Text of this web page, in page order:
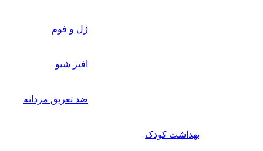
ژل و فوم
افتر شیو
ضد تعریق مردانه
بهداشت کودک